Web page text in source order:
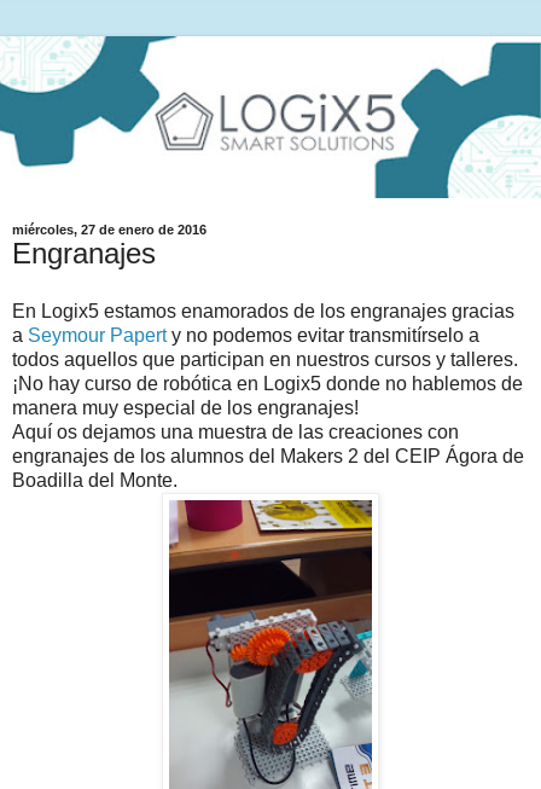
miércoles, 27 de enero de 2016
Engranajes
En Logix5 estamos enamorados de los engranajes gracias
a Seymour Paperty no podemos evitar transmitírselo a
todos aquellos que participan en nuestros cursos y talleres.
¡No hay curso de robótica en Logix5 donde no hablemos de
manera muy especial de los engranajes!
Aquí os dejamos una muestra de las creaciones con
engranajes de los alumnos del Makers 2 del CEIP Ágora de
Boadilla del Monte.